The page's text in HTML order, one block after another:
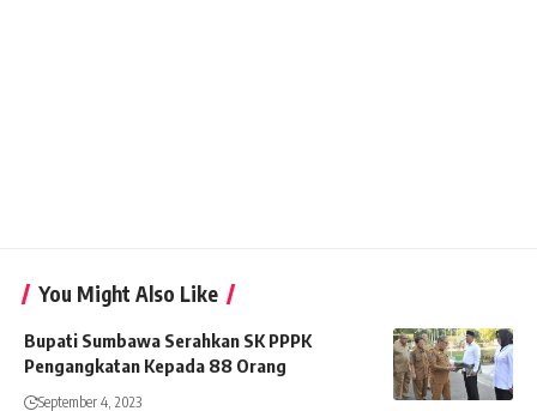
You Might Also Like
Bupati Sumbawa Serahkan SK PPPK
Pengangkatan Kepada 88 Orang
September 4, 2023